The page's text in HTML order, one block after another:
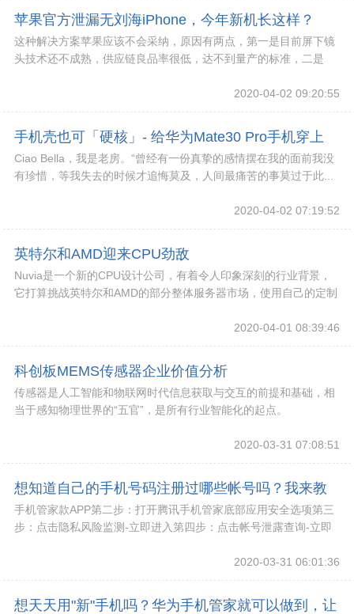
苹果官方泄漏无刘海iPhone，今年新机长这样？
这种解决方案苹果应该不会采纳，原因有两点，第一是目前屏下镜
头技术还不成熟，供应链良品率很低，达不到量产的标准，二是
2020-04-02 09:20:55
手机壳也可「硬核」- 给华为Mate30 Pro手机穿上
Defense外衣
Ciao Bella，我是老房。“曾经有一份真挚的感情摆在我的面前我没
有珍惜，等我失去的时候才追悔莫及，人间最痛苦的事莫过于此...
2020-04-02 07:19:52
英特尔和AMD迎来CPU劲敌
Nuvia是一个新的CPU设计公司，有着令人印象深刻的行业背景，
它打算挑战英特尔和AMD的部分整体服务器市场，使用自己的定制
2020-04-01 08:39:46
科创板MEMS传感器企业价值分析
传感器是人工智能和物联网时代信息获取与交互的前提和基础，相
当于感知物理世界的“五官”，是所有行业智能化的起点。
2020-03-31 07:08:51
想知道自己的手机号码注册过哪些帐号吗？我来教
你
手机管家款APP第二步：打开腾讯手机管家底部应用安全选项第三
步：点击隐私风险监测-立即进入第四步：点击帐号泄露查询-立即
2020-03-31 06:01:36
想天天用"新"手机吗？华为手机管家就可以做到，让